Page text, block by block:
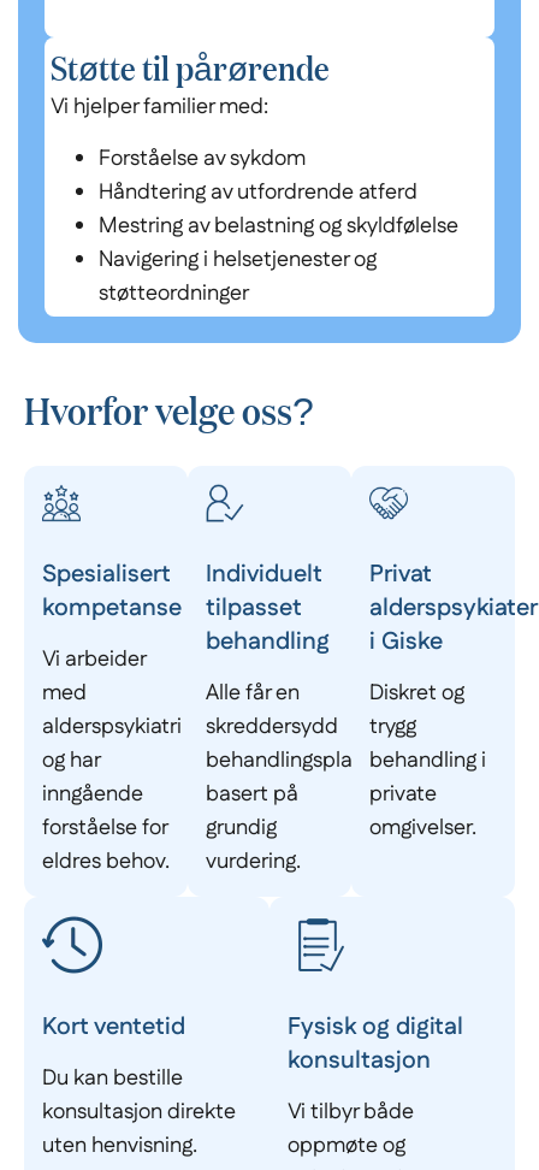
Støtte til pårørende
Vi hjelper familier med:
Forståelse av sykdom
Håndtering av utfordrende atferd
Mestring av belastning og skyldfølelse
Navigering i helsetjenester og
støtteordninger
Hvorfor velge oss?
Spesialisert
kompetanse
Vi arbeider
med
alderspsykiatri
og har
inngående
forståelse for
eldres behov.
Individuelt
tilpasset
behandling
Alle får en
skreddersydd
behandlingsplan
basert på
grundig
vurdering.
Privat
alderspsykiater
i Giske
Diskret og
trygg
behandling i
private
omgivelser.
Kort ventetid
Du kan bestille
konsultasjon direkte
uten henvisning.
Fysisk og digital
konsultasjon
Vi tilbyr både
oppmøte og